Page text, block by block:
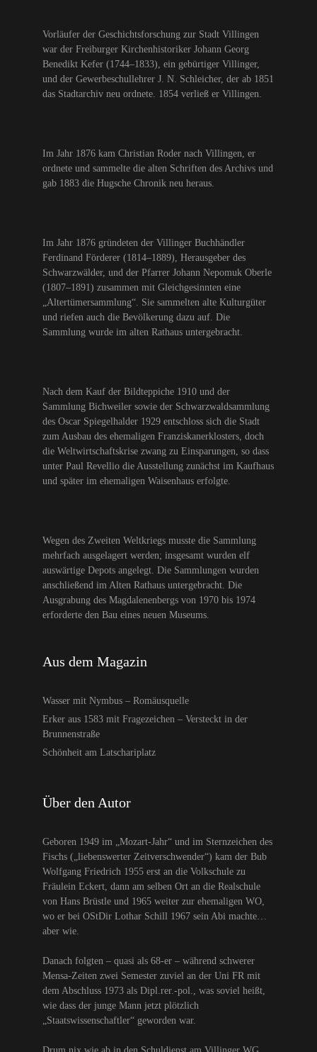
Vorläufer der Geschichtsforschung zur Stadt Villingen
war der Freiburger Kirchenhistoriker Johann Georg
Benedikt Kefer (1744–1833), ein gebürtiger Villinger,
und der Gewerbeschullehrer J. N. Schleicher, der ab 1851
das Stadtarchiv neu ordnete. 1854 verließ er Villingen.
Im Jahr 1876 kam Christian Roder nach Villingen, er
ordnete und sammelte die alten Schriften des Archivs und
gab 1883 die Hugsche Chronik neu heraus.
Im Jahr 1876 gründeten der Villinger Buchhändler
Ferdinand Förderer (1814–1889), Herausgeber des
Schwarzwälder, und der Pfarrer Johann Nepomuk Oberle
(1807–1891) zusammen mit Gleichgesinnten eine
„Altertümersammlung“. Sie sammelten alte Kulturgüter
und riefen auch die Bevölkerung dazu auf. Die
Sammlung wurde im alten Rathaus untergebracht.
Nach dem Kauf der Bildteppiche 1910 und der
Sammlung Bichweiler sowie der Schwarzwaldsammlung
des Oscar Spiegelhalder 1929 entschloss sich die Stadt
zum Ausbau des ehemaligen Franziskanerklosters, doch
die Weltwirtschaftskrise zwang zu Einsparungen, so dass
unter Paul Revellio die Ausstellung zunächst im Kaufhaus
und später im ehemaligen Waisenhaus erfolgte.
Wegen des Zweiten Weltkriegs musste die Sammlung
mehrfach ausgelagert werden; insgesamt wurden elf
auswärtige Depots angelegt. Die Sammlungen wurden
anschließend im Alten Rathaus untergebracht. Die
Ausgrabung des Magdalenenbergs von 1970 bis 1974
erforderte den Bau eines neuen Museums.
Aus dem Magazin
Wasser mit Nymbus – Romäusquelle
Erker aus 1583 mit Fragezeichen – Versteckt in der
Brunnenstraße
Schönheit am Latschariplatz
Über den Autor
Geboren 1949 im „Mozart-Jahr“ und im Sternzeichen des
Fischs („liebenswerter Zeitverschwender“) kam der Bub
Wolfgang Friedrich 1955 erst an die Volkschule zu
Fräulein Eckert, dann am selben Ort an die Realschule
von Hans Brüstle und 1965 weiter zur ehemaligen WO,
wo er bei OStDir Lothar Schill 1967 sein Abi machte…
aber wie.
Danach folgten – quasi als 68-er – während schwerer
Mensa-Zeiten zwei Semester zuviel an der Uni FR mit
dem Abschluss 1973 als Dipl.rer.-pol., was soviel heißt,
wie dass der junge Mann jetzt plötzlich
„Staatswissenschaftler“ geworden war.